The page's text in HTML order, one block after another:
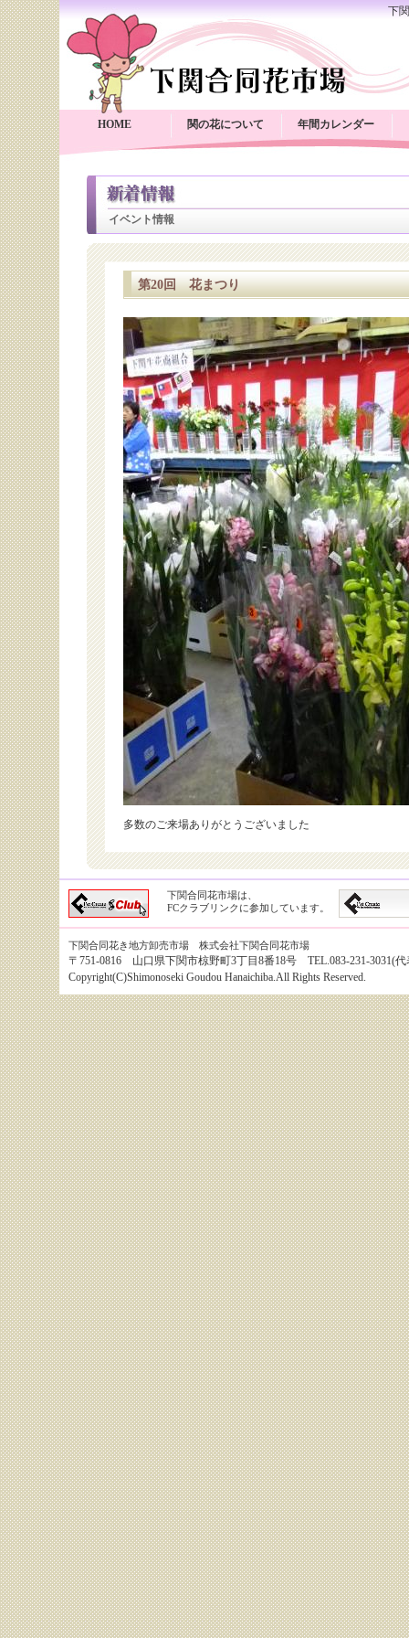
下
HOME 関の花について 年間カレンダー
イベント情報
第20回 花まつり
多数のご来場ありがとうございました
下関合同花市場は、
FCクラブリンクに参加しています。
下関合同花き地方卸売市場 株式会社下関合同花市場
〒751-0816 山口県下関市椋野町3丁目8番18号 TEL.083-231-3031(代
Copyright(C)Shimonoseki Goudou Hanaichiba.All Rights Reserved.